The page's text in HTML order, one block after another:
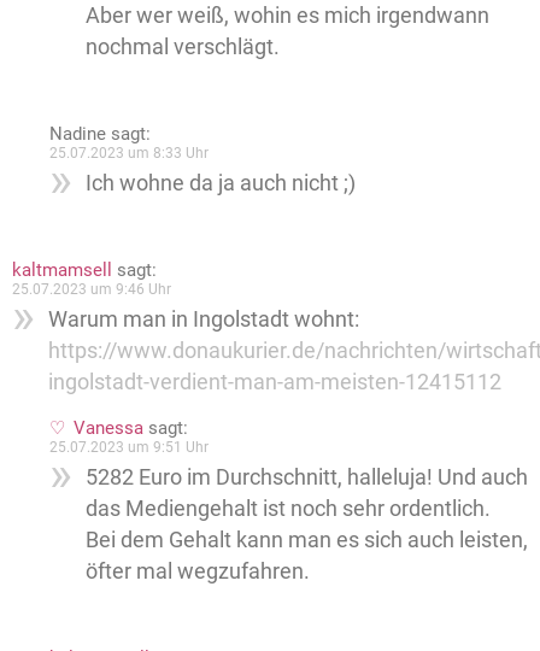
Aber wer weiß, wohin es mich irgendwann
nochmal verschlägt.
Nadine sagt:
25.07.2023 um 8:33 Uhr
Ich wohne da ja auch nicht ;)
kaltmamsell sagt:
25.07.2023 um 9:46 Uhr
Warum man in Ingolstadt wohnt:
https://www.donaukurier.de/nachrichten/
ingolstadt-verdient-man-am-meisten-12415112
Vanessa sagt:
25.07.2023 um 9:51 Uhr
5282 Euro im Durchschnitt, halleluja! Und auch
das Mediengehalt ist noch sehr ordentlich.
Bei dem Gehalt kann man es sich auch leisten,
öfter mal wegzufahren.